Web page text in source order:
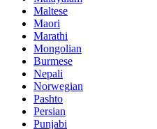
Maltese
Maori
Marathi
Mongolian
Burmese
Nepali
Norwegian
Pashto
Persian
Punjabi